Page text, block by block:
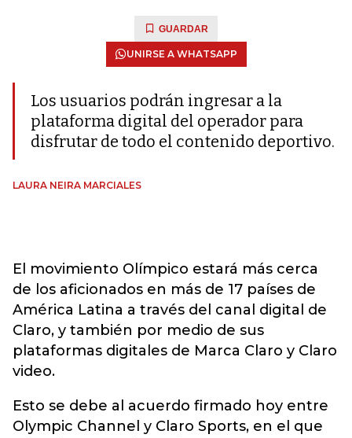
GUARDAR
UNIRSE A WHATSAPP
Los usuarios podrán ingresar a la
plataforma digital del operador para
disfrutar de todo el contenido deportivo.
LAURA NEIRA MARCIALES
El movimiento Olímpico estará más cerca
de los aficionados en más de 17 países de
América Latina a través del canal digital de
Claro, y también por medio de sus
plataformas digitales de Marca Claro y Claro
video.
Esto se debe al acuerdo firmado hoy entre
Olympic Channel y Claro Sports, en el que